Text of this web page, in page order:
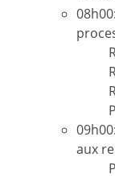
aux